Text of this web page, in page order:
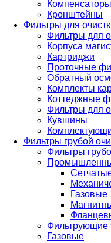
Компенсаторы
Кронштейны
Фильтры для
Фильтры для
Корпуса
Картриджи
Проточные
Обратный
Комплекты
Коттеджные
Фильтры для
Кувшины
Фильтры грубой
Фильтры
Газовые
Фильтрующие
Газовые